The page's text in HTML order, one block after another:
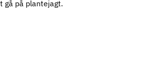
gå på plantejagt.